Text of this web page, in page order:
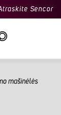
Sencor
mašinėlės